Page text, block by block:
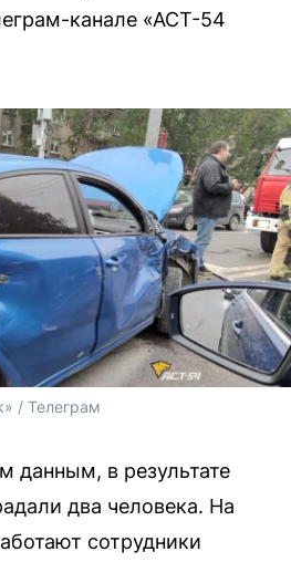
канале «АСТ-54
/ Телеграм
данным, в результате
два человека. На
сотрудники